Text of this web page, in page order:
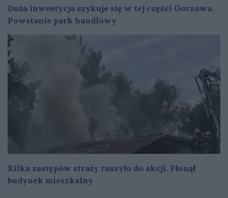
Duża inwestycja szykuje się w tej części Gorzowa.
Powstanie park handlowy
Kilka zastępów straży ruszyło do akcji. Płonął
budynek mieszkalny